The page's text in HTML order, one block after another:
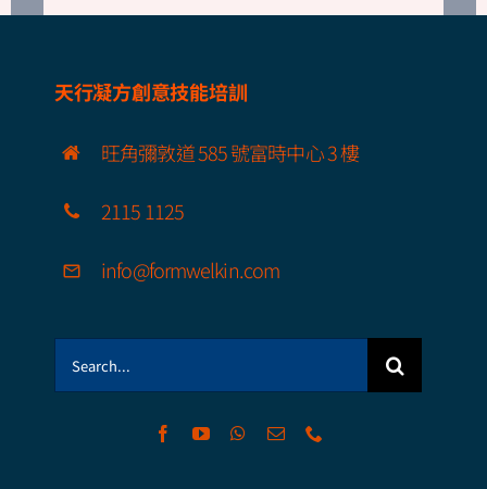
天行凝方創意技能培訓
旺角彌敦道 585 號富時中心 3 樓
2115 1125
info@formwelkin.com
Search
for: